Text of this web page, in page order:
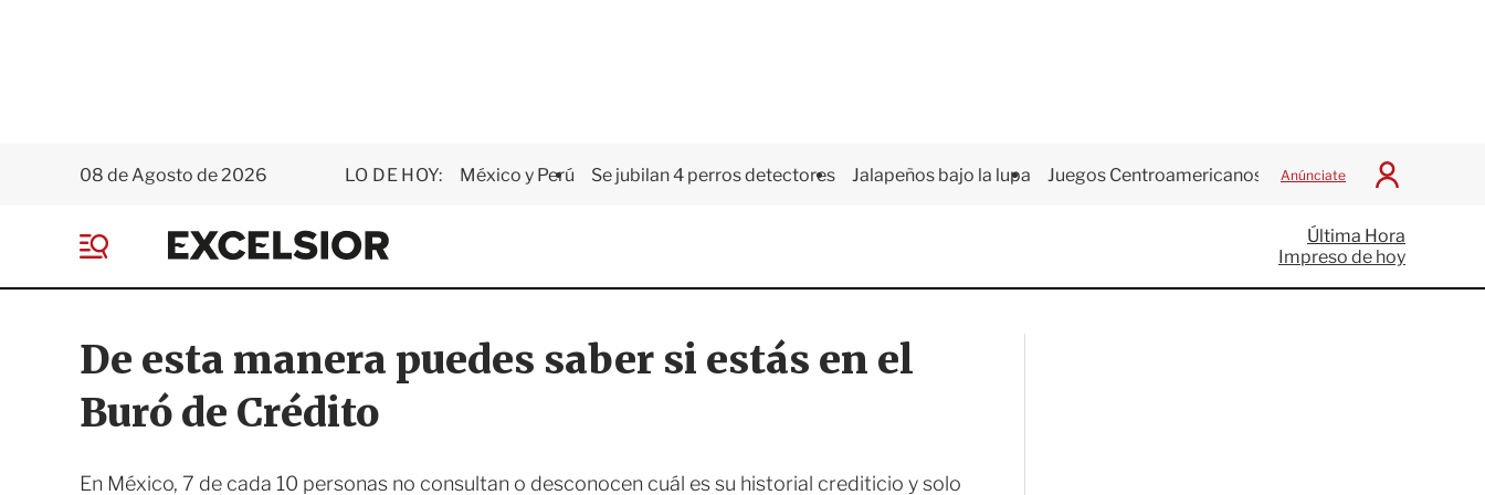
08 de Agosto de 2026 LO DE HOY: México y Perú Se jubilan 4 perros detectores Jalapeños bajo la lupa Juegos Centroamericanos Anúnciate
I
c
i
a
E
x
e
o
e
Última Hora
Impreso de hoy
De esta manera puedes saber si estás en el
Buró de Crédito
En México, 7 de cada 10 personas no consultan o desconocen cuál es su historial crediticio y solo